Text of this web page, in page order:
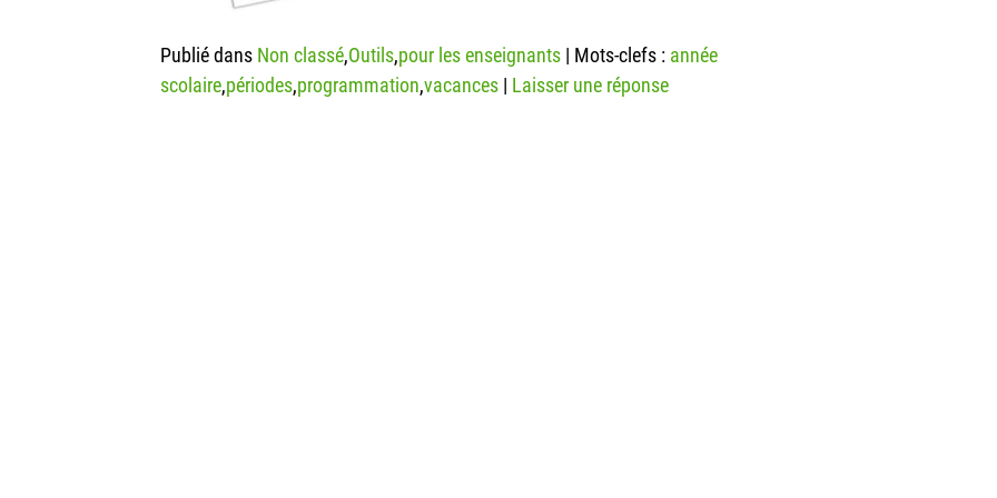
Publié dans Non classé,Outils,pour les enseignants | Mots-clefs : année
scolaire,périodes,programmation,vacances | Laisser une réponse